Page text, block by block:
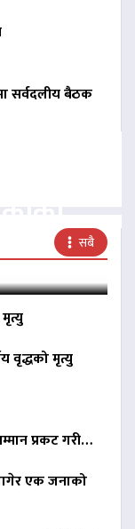
सर्वदलीय बैठक
सबै
वृद्धको मृत्यु
प्रकट गरी…
एक जनाको